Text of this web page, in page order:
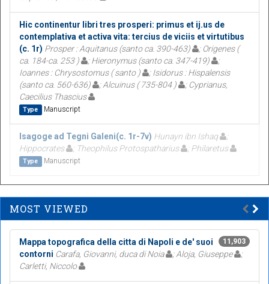
Hic continentur libri tres prosperi: primus et ij.us de
contemplativa et activa vita: tercius de viciis et virtutibus
(c. 1r) Prosper : Aquitanus (santo ca. 390-463)
; Origenes (
ca. 184-ca. 253 )
; Hieronymus (santo ca. 347-419)
;
Ioannes : Chrysostomus ( santo )
; Isidorus : Hispalensis
(santo ca. 560-636)
; Alcuinus ( 735-804 )
; Cyprianus,
Caecilius Thascius
Type Manuscript
Isagoge ad Tegni Galeni(c. 1r-7v) Hunayn ibn Ishaq
Hippocrates
; Theophilus Protospatharius ; Philaretus
Type Manuscript
MOST VIEWED
11,903
Mappa topografica della citta di Napoli e de' suoi
contorni Carafa, Giovanni, duca di Noia ; Aloja, Giuseppe
;
Carletti, Niccolo